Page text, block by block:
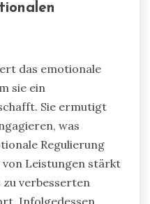
das emotionale
sie ein
Sie ermutigt
was
Regulierung
Leistungen stärkt
zu verbesserten
Infolgedessen